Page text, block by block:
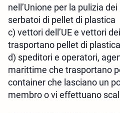
nell’Unione per la pulizia
serbatoi di pellet di plastica
c) vettori dell’UE e vettori
trasportano pellet di
d) speditori e operatori,
marittime che trasportano
container che lasciano un
membro o vi effettuano